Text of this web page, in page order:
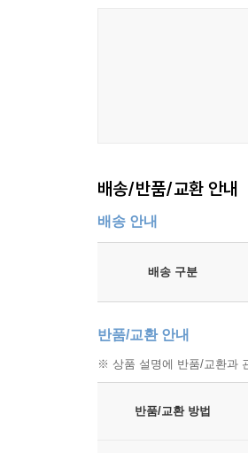
배송/반품/교환 안내
배송 안내
배송 구분
반품/교환 안내
※ 상품 설명에 반품/교환과
반품/교환 방법